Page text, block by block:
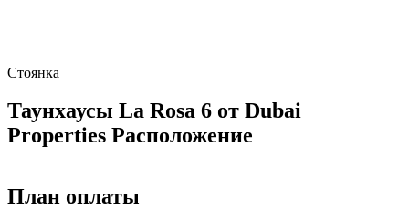
Стоянка
Таунхаусы La Rosa 6 от Dubai
Properties Расположение
План оплаты